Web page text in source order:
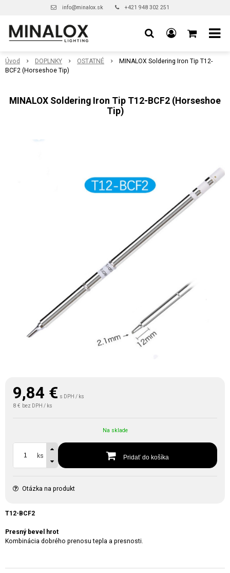
info@minalox.sk +421 948 302 251
Úvod DOPLNKY OSTATNÉ
MINALOX Soldering Iron Tip T12-
BCF2 (Horseshoe Tip)
MINALOX Soldering Iron Tip T12-BCF2 (Horseshoe
Tip)
9,84 € s DPH / ks
8 € bez DPH / ks
Na sklade
ks Pridať do košíka
Otázka na produkt
T12-BCF2
Presný bevel hrot
Kombinácia dobrého prenosu tepla a presnosti.